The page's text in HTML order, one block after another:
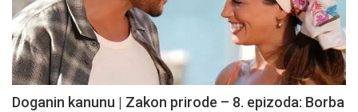
Doganin kanunu | Zakon prirode – 8. epizoda: Borba